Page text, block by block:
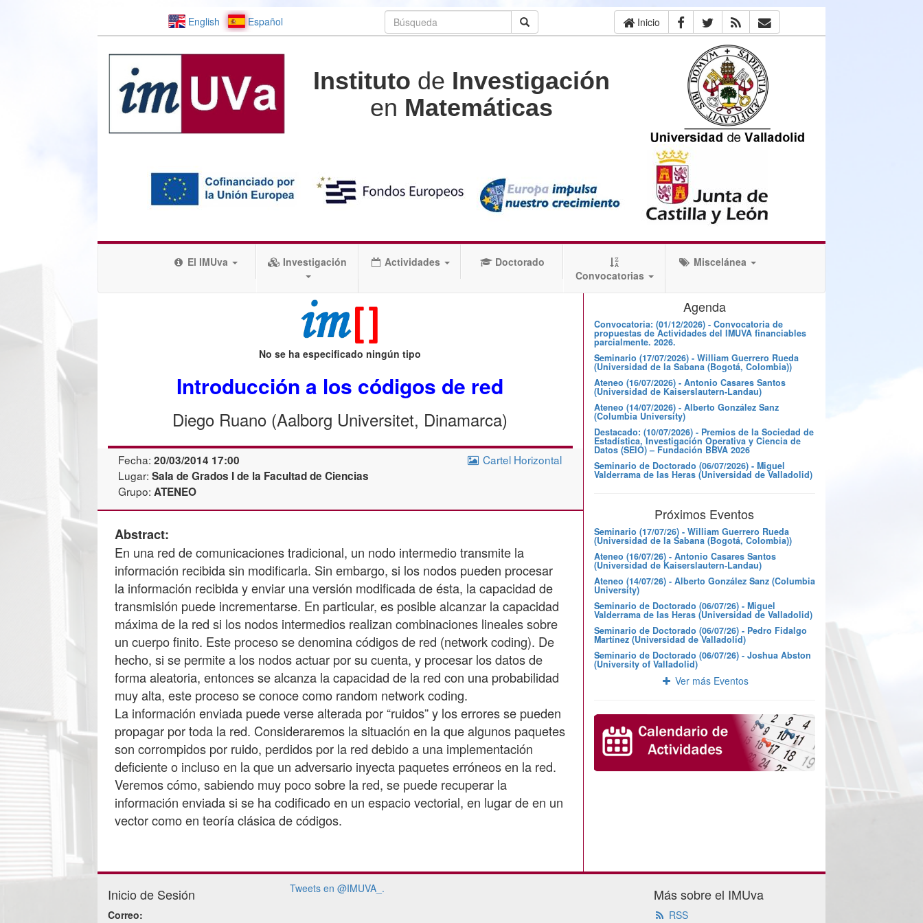
English Español Inicio
Instituto de Investigación
en Matemáticas
El IMUva Investigación Actividades
Doctorado
Convocatorias
Miscelánea
No se ha especificado ningún tipo
Introducción a los códigos de red
Diego Ruano (Aalborg Universitet, Dinamarca)
Fecha:20/03/2014 17:00
Lugar:Sala de Grados I de la Facultad de Ciencias
Grupo:ATENEO
Cartel Horizontal
Abstract:
En una red de comunicaciones tradicional, un nodo intermedio transmite la
información recibida sin modificarla. Sin embargo, si los nodos pueden procesar
la información recibida y enviar una versión modificada de ésta, la capacidad de
transmisión puede incrementarse. En particular, es posible alcanzar la capacidad
máxima de la red si los nodos intermedios realizan combinaciones lineales sobre
un cuerpo finito. Este proceso se denomina códigos de red (network coding). De
hecho, si se permite a los nodos actuar por su cuenta, y procesar los datos de
forma aleatoria, entonces se alcanza la capacidad de la red con una probabilidad
muy alta, este proceso se conoce como random network coding.
La información enviada puede verse alterada por “ruidos” y los errores se pueden
propagar por toda la red. Consideraremos la situación en la que algunos paquetes
son corrompidos por ruido, perdidos por la red debido a una implementación
deficiente o incluso en la que un adversario inyecta paquetes erróneos en la red.
Veremos cómo, sabiendo muy poco sobre la red, se puede recuperar la
información enviada si se ha codificado en un espacio vectorial, en lugar de en un
Agenda
Convocatoria: (01/12/2026) - Convocatoria de
propuestas de Actividades del IMUVA financiables
parcialmente. 2026.
Seminario (17/07/2026) - William Guerrero Rueda
(Universidad de la Sabana (Bogotá, Colombia))
Ateneo (16/07/2026) - Antonio Casares Santos
(Universidad de Kaiserslautern-Landau)
Ateneo (14/07/2026) - Alberto González Sanz
(Columbia University)
Destacado: (10/07/2026) - Premios de la Sociedad de
Estadística, Investigación Operativa y Ciencia de
Datos (SEIO) – Fundación BBVA 2026
Seminario de Doctorado (06/07/2026) - Miguel
Valderrama de las Heras (Universidad de Valladolid)
Próximos Eventos
Seminario (17/07/26) - William Guerrero Rueda
(Universidad de la Sabana (Bogotá, Colombia))
Ateneo (16/07/26) - Antonio Casares Santos
(Universidad de Kaiserslautern-Landau)
Ateneo (14/07/26) - Alberto González Sanz (Columbia
University)
Seminario de Doctorado (06/07/26) - Miguel
Valderrama de las Heras (Universidad de Valladolid)
Seminario de Doctorado (06/07/26) - Pedro Fidalgo
Martínez (Universidad de Valladolid)
Seminario de Doctorado (06/07/26) - Joshua Abston
(University of Valladolid)
Ver más Eventos
Inicio de Sesión
Correo:
Tweets en @IMUVA_. Más sobre el IMUva
RSS